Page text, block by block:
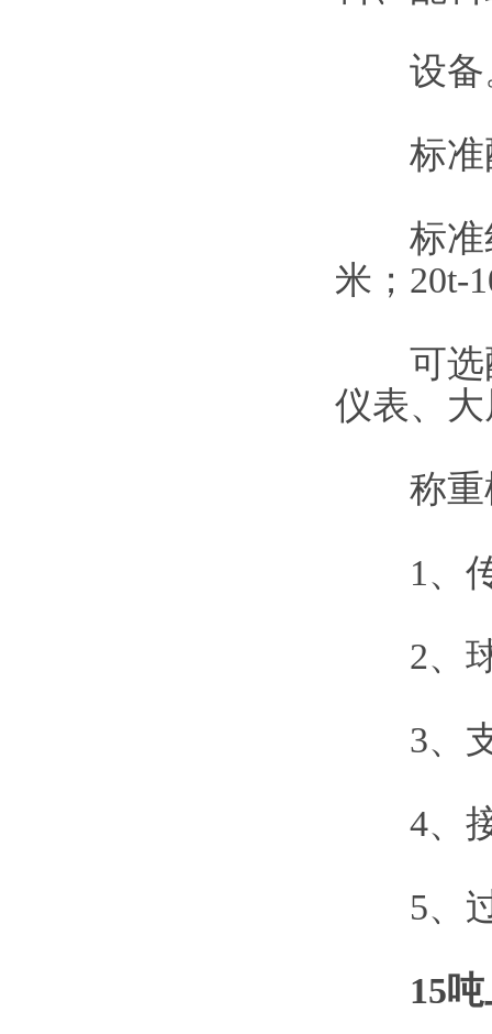
设备
标准配
标准线
米；20t-
可选配
仪表、
称重
1、传
2、球
3、支
4、接
5、过
15